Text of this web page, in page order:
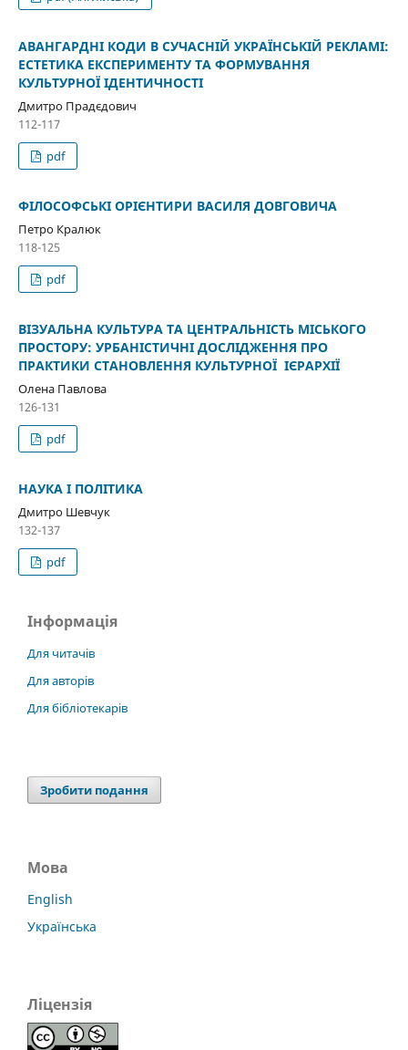
АВАНГАРДНІ КОДИ В СУЧАСНІЙ УКРАЇНСЬКІЙ РЕКЛАМІ:
ЕСТЕТИКА ЕКСПЕРИМЕНТУ ТА ФОРМУВАННЯ
КУЛЬТУРНОЇ ІДЕНТИЧНОСТІ
Дмитро Прадєдович
112-117
pdf
ФІЛОСОФСЬКІ ОРІЄНТИРИ ВАСИЛЯ ДОВГОВИЧА
Петро Кралюк
118-125
pdf
ВІЗУАЛЬНА КУЛЬТУРА ТА ЦЕНТРАЛЬНІСТЬ МІСЬКОГО
ПРОСТОРУ: УРБАНІСТИЧНІ ДОСЛІДЖЕННЯ ПРО
ПРАКТИКИ СТАНОВЛЕННЯ КУЛЬТУРНОЇ ІЄРАРХІЇ
Олена Павлова
126-131
pdf
НАУКА І ПОЛІТИКА
Дмитро Шевчук
132-137
pdf
Інформація
Для читачів
Для авторів
Для бібліотекарів
Зробити подання
Мова
English
Українська
Ліцензія